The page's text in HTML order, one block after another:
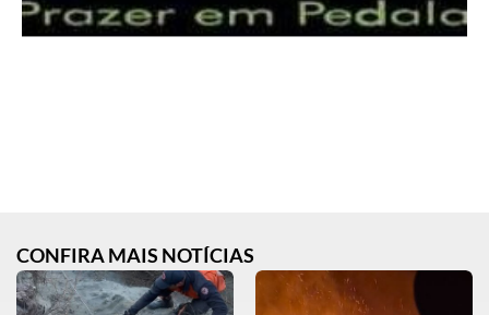
CONFIRA MAIS NOTÍCIAS